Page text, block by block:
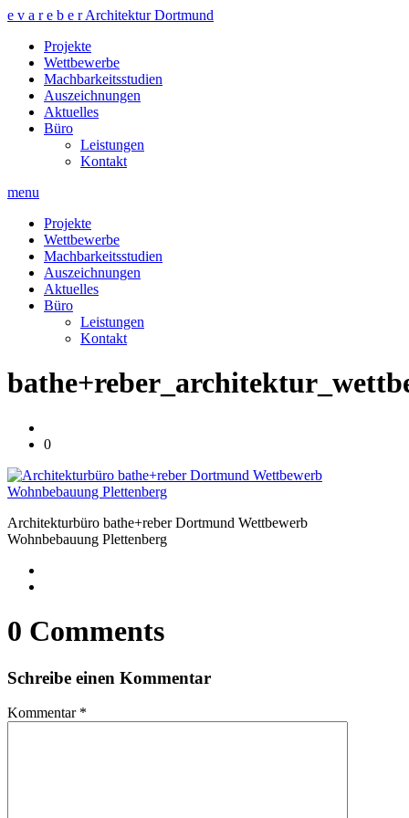
e v a r e b e r Architektur Dortmund
Projekte
Wettbewerbe
Machbarkeitsstudien
Auszeichnungen
Aktuelles
Büro
Leistungen
Kontakt
menu
Projekte
Wettbewerbe
Machbarkeitsstudien
Auszeichnungen
Aktuelles
Büro
Leistungen
Kontakt
0
Architekturbüro bathe+reber Dortmund Wettbewerb
Wohnbebauung Plettenberg
0 Comments
Schreibe einen Kommentar
Kommentar *